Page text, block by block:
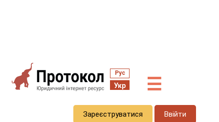
Рус
Укр ☰
Зареєструватися Ввійти